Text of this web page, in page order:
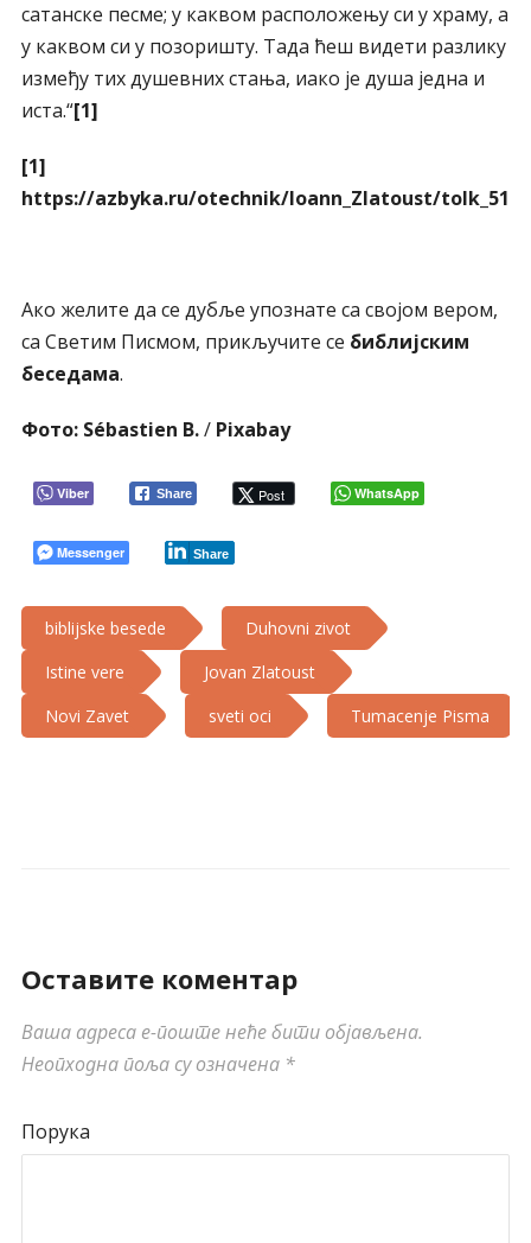
сатанске песме; у каквом расположењу си у храму, а
у каквом си у позоришту. Тада ћеш видети разлику
између тих душевних стања, иако је душа једна и
иста.“[1]
[1]
https://azbyka.ru/otechnik/Ioann_Zlatoust/tolk_51/2
Ако желите да се дубље упознате са својом вером,
са Светим Писмом, прикључите се библијским
беседама.
Фото: Sébastien B./ Pixabay
Viber Share Post WhatsApp
Messenger Share
biblijske besede
Duhovni zivot
Istine vere
Jovan Zlatoust
Novi Zavet
sveti oci Tumacenje Pisma
Оставите коментар
Ваша адреса е-поште неће бити објављена.
Неопходна поља су означена *
Порука